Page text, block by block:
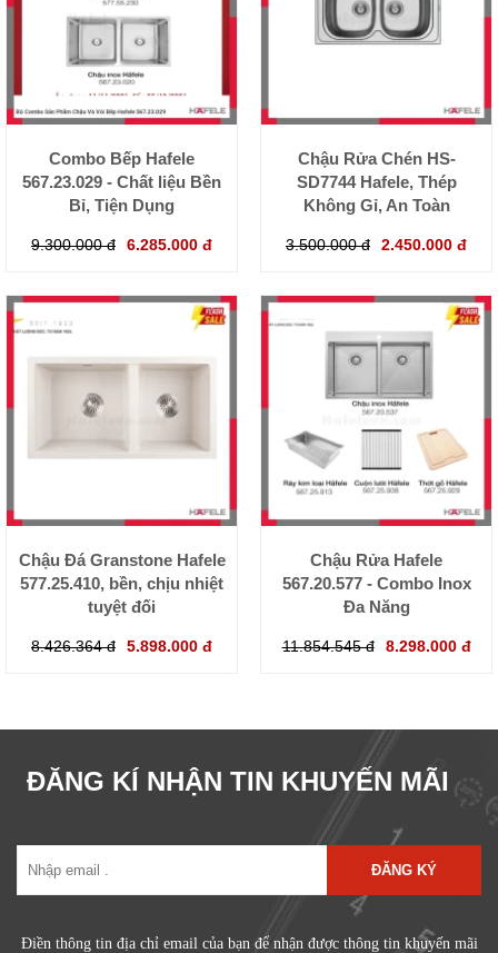
Combo Bếp Hafele
567.23.029 - Chất liệu Bền
Bỉ, Tiện Dụng
9.300.000 đ 6.285.000 đ
Chậu Rửa Chén HS-
SD7744 Hafele, Thép
Không Gỉ, An Toàn
3.500.000 đ 2.450.000 đ
Chậu Đá Granstone Hafele
577.25.410, bền, chịu nhiệt
tuyệt đối
8.426.364 đ 5.898.000 đ
Chậu Rửa Hafele
567.20.577 - Combo Inox
Đa Năng
11.854.545 đ 8.298.000 đ
ĐĂNG KÍ NHẬN TIN KHUYẾN MÃI
ĐĂNG KÝ
Điền thông tin địa chỉ email của bạn để nhận được thông tin khuyến mãi